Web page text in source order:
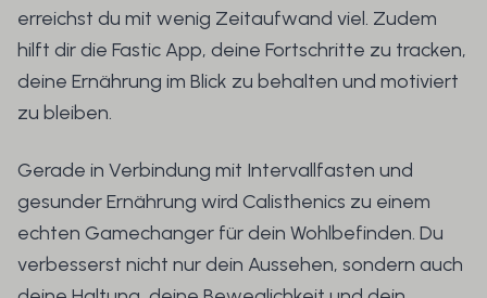
erreichst du mit wenig Zeitaufwand viel. Zudem
hilft dir die Fastic App, deine Fortschritte zu tracken,
deine Ernährung im Blick zu behalten und motiviert
zu bleiben.
Gerade in Verbindung mit Intervallfasten und
gesunder Ernährung wird Calisthenics zu einem
echten Gamechanger für dein Wohlbefinden. Du
verbesserst nicht nur dein Aussehen, sondern auch